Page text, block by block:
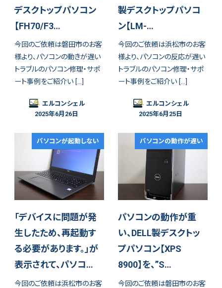
デスクトップパソコン
【FH70/F3…
今回のご依頼は磐田市のお客
様より、パソコンの動きが遅い
トラブルのパソコン修理・サポ
ート事例をご紹介い […]
エルコンシェル
2025年6月26日
製デスクトップパソコ
ン【LM-…
今回のご依頼は浜松市のお客
様より、パソコンの反応が遅い
トラブルのパソコン修理・サポ
ート事例をご紹介い […]
エルコンシェル
2025年6月25日
パソコンが起動しない
「デバイスに問題が発
生したため、再起動す
る必要があります。」が
表示されて、パソコ…
今回のご依頼は浜松市のお客
パソコンの動作が遅い
パソコンの動作が重
い、DELL製デスクトッ
プパソコン【XPS
8900】を、”S…
今回のご依頼は磐田市のお客